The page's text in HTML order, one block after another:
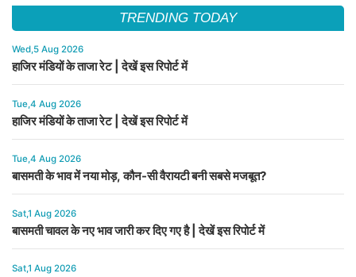
TRENDING TODAY
Wed,5 Aug 2026
हाजिर मंडियों के ताजा रेट | देखें इस रिपोर्ट में
Tue,4 Aug 2026
हाजिर मंडियों के ताजा रेट | देखें इस रिपोर्ट में
Tue,4 Aug 2026
बासमती के भाव में नया मोड़, कौन-सी वैरायटी बनी सबसे मजबूत?
Sat,1 Aug 2026
बासमती चावल के नए भाव जारी कर दिए गए है | देखें इस रिपोर्ट में
Sat,1 Aug 2026